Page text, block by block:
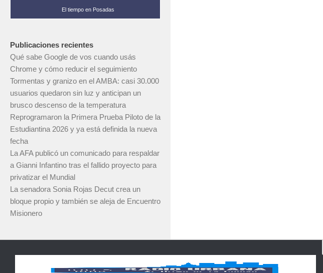
El tiempo en Posadas
Publicaciones recientes
Qué sabe Google de vos cuando usás
Chrome y cómo reducir el seguimiento
Tormentas y granizo en el AMBA: casi 30.000
usuarios quedaron sin luz y anticipan un
brusco descenso de la temperatura
Reprogramaron la Primera Prueba Piloto de la
Estudiantina 2026 y ya está definida la nueva
fecha
La AFA publicó un comunicado para respaldar
a Gianni Infantino tras el fallido proyecto para
privatizar el Mundial
La senadora Sonia Rojas Decut crea un
bloque propio y también se aleja de Encuentro
Misionero